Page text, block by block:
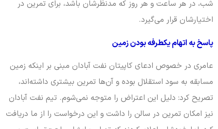
شب، در هر ساعت و هر روز که مدنظرشان باشد، برای تمرین در
اختیارشان قرار می‌گیرد.
پاسخ به اتهام یکطرفه بودن زمین
عامری در خصوص ادعای کاپیتان نفت آبادان مبنی بر اینکه زمین
مسابقه به سود استقلال بوده و آن‌ها تمرین بیشتری داشته‌اند،
تصریح کرد: دلیل این اعتراض را متوجه نمی‌شوم. تیم نفت آبادان
نیز امکان تمرین در سالن را داشت و این درخواست را از ما دریافت